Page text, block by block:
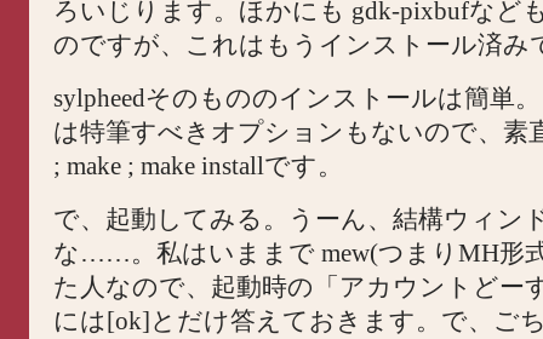
ろいじります。ほかにも gdk-pixbufなど
のですが、これはもうインストール済み
sylpheedそのもののインストールは簡単
は特筆すべきオプションもないので、素
; make ; make installです。
で、起動してみる。うーん、結構ウィン
な……。私はいままで mew(つまりMH形
た人なので、起動時の「アカウントどー
には[ok]とだけ答えておきます。で、ご